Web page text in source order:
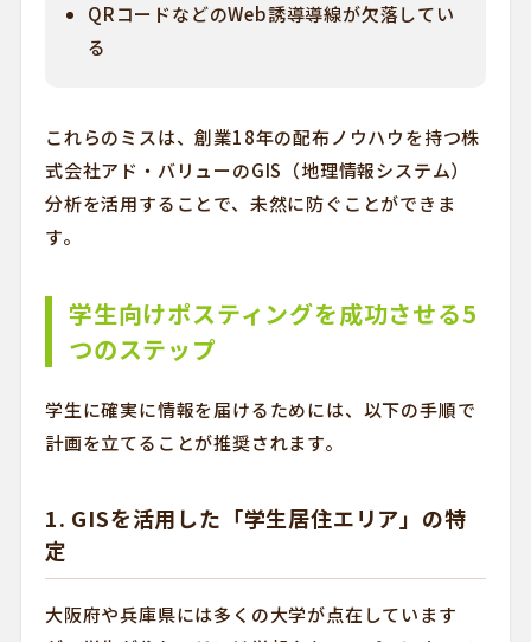
QRコードなどのWeb誘導導線が欠落してい
る
これらのミスは、創業18年の配布ノウハウを持つ株
式会社アド・バリューのGIS（地理情報システム）
分析を活用することで、未然に防ぐことができま
す。
学生向けポスティングを成功させる5
つのステップ
学生に確実に情報を届けるためには、以下の手順で
計画を立てることが推奨されます。
1. GISを活用した「学生居住エリア」の特
定
大阪府や兵庫県には多くの大学が点在しています